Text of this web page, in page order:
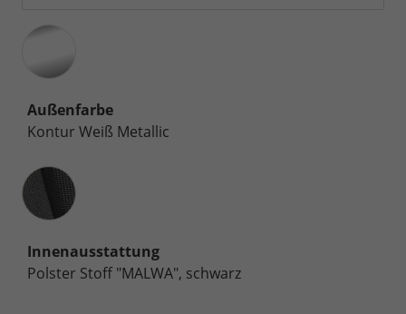
Außenfarbe
Kontur Weiß Metallic
Innenausstattung
Innenausstattung
Polster Stoff "MALWA", schwarz